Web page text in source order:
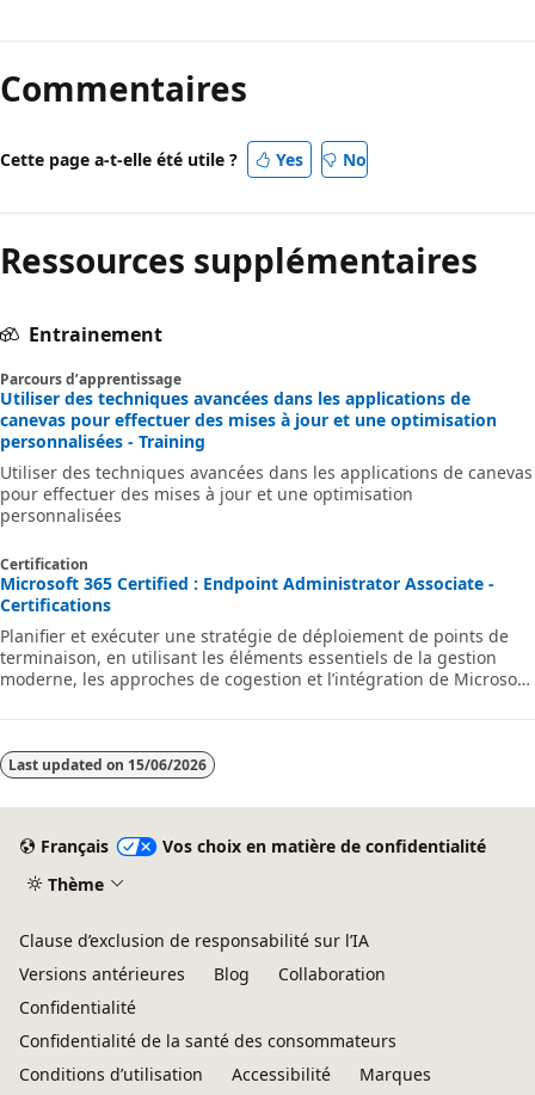
Commentaires
Cette page a-t-elle été utile ? Yes No
Ressources supplémentaires
Entrainement
Parcours d’apprentissage
Utiliser des techniques avancées dans les applications de
canevas pour effectuer des mises à jour et une optimisation
personnalisées - Training
Utiliser des techniques avancées dans les applications de canevas
pour effectuer des mises à jour et une optimisation
personnalisées
Certification
Microsoft 365 Certified : Endpoint Administrator Associate -
Certifications
Planifier et exécuter une stratégie de déploiement de points de
terminaison, en utilisant les éléments essentiels de la gestion
moderne, les approches de cogestion et l’intégration de Microsoft
Last updated on 15/06/2026
Français
Vos choix en matière de confidentialité
Thème
Clause d’exclusion de responsabilité sur l’IA
Versions antérieures
Blog
Collaboration
Confidentialité
Confidentialité de la santé des consommateurs
Conditions d’utilisation
Accessibilité Marques